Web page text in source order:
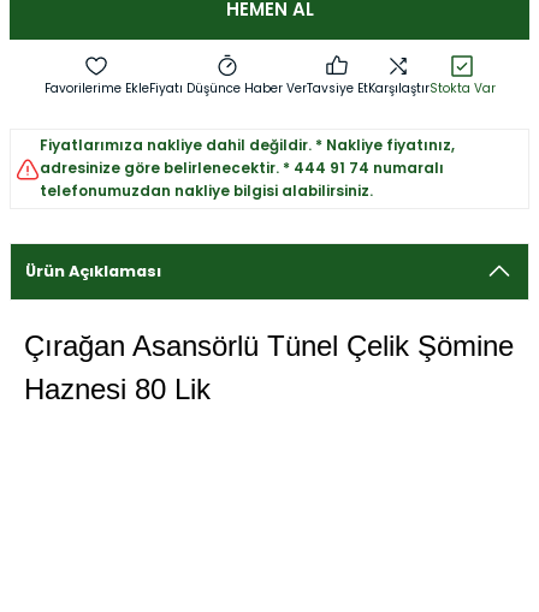
HEMEN AL
Fiyatı Düşünce Haber VerTavsiye EtKarşılaştırStokta Var
Fiyatlarımıza nakliye dahil değildir. * Nakliye fiyatınız,
adresinize göre belirlenecektir. * 444 91 74 numaralı
telefonumuzdan nakliye bilgisi alabilirsiniz.
Ürün Açıklaması
Çırağan Asansörlü Tünel Çelik Şömine
Haznesi 80 Lik